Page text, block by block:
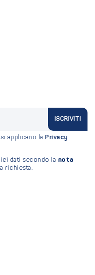
ISCRIVITI
applicano la Privacy
dati secondo la nota
richiesta.